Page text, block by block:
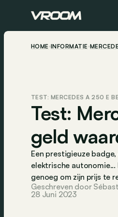
HOME INFORMATIE
TEST: MERCEDES A 250 E
Test:
geld
Een prestigieuze
elektrische
genoeg om zijn prijs te
Geschreven door
28 Juni 2023